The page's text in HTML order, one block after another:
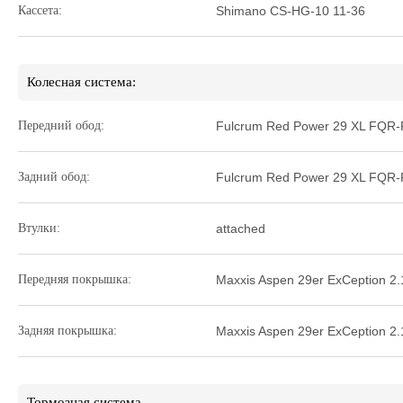
Кассета: Shimano CS-HG-10 11-36
Колесная система:
Передний обод: Fulcrum Red Power 29 XL FQR-
Задний обод: Fulcrum Red Power 29 XL FQR-
Втулки: attached
Передняя покрышка: Maxxis Aspen 29er ExCeption
Задняя покрышка: Maxxis Aspen 29er ExCeption